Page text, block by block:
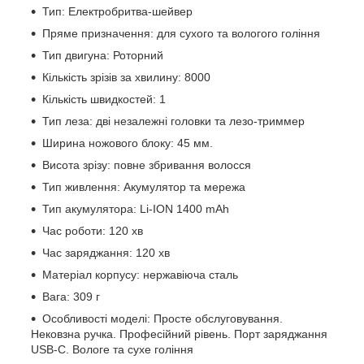
Тип: Електробритва-шейвер
Пряме призначення: для сухого та вологого гоління
Тип двигуна: Роторний
Кількість зрізів за хвилину: 8000
Кількість швидкостей: 1
Тип леза: дві незалежні головки та лезо-триммер
Ширина ножового блоку: 45 мм.
Висота зрізу: повне збривання волосся
Тип живлення: Акумулятор та мережа
Тип акумулятора: Li-ION 1400 mAh
Час роботи: 120 хв
Час заряджання: 120 хв
Матеріал корпусу: нержавіюча сталь
Вага: 309 г
Особливості моделі: Просте обслуговування.
Нековзна ручка. Професійний рівень. Порт заряджання
USB-C. Вологе та сухе гоління